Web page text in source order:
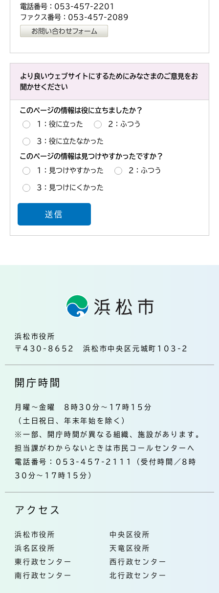
電話番号：053-457-2201
ファクス番号：053-457-2089
より良いウェブサイトにするためにみなさまのご意見をお
聞かせください
このページの情報は役に立ちましたか？
1：役に立った 2：ふつう
3：役に立たなかった
このページの情報は見つけやすかったですか？
1：見つけやすかった 2：ふつう
3：見つけにくかった
浜松市役所
〒430-8652 浜松市中央区元城町103-2
開庁時間
月曜～金曜 8時30分～17時15分
（土日祝日、年末年始を除く）
※一部、開庁時間が異なる組織、施設があります。
担当課がわからないときは市民コールセンターへ
電話番号：053-457-2111（受付時間／8時
30分～17時15分）
アクセス
浜松市役所
中央区役所
浜名区役所
天竜区役所
東行政センター
西行政センター
南行政センター
北行政センター